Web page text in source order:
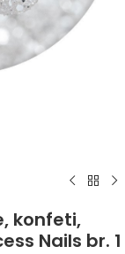
konfeti,
Nails br. 1